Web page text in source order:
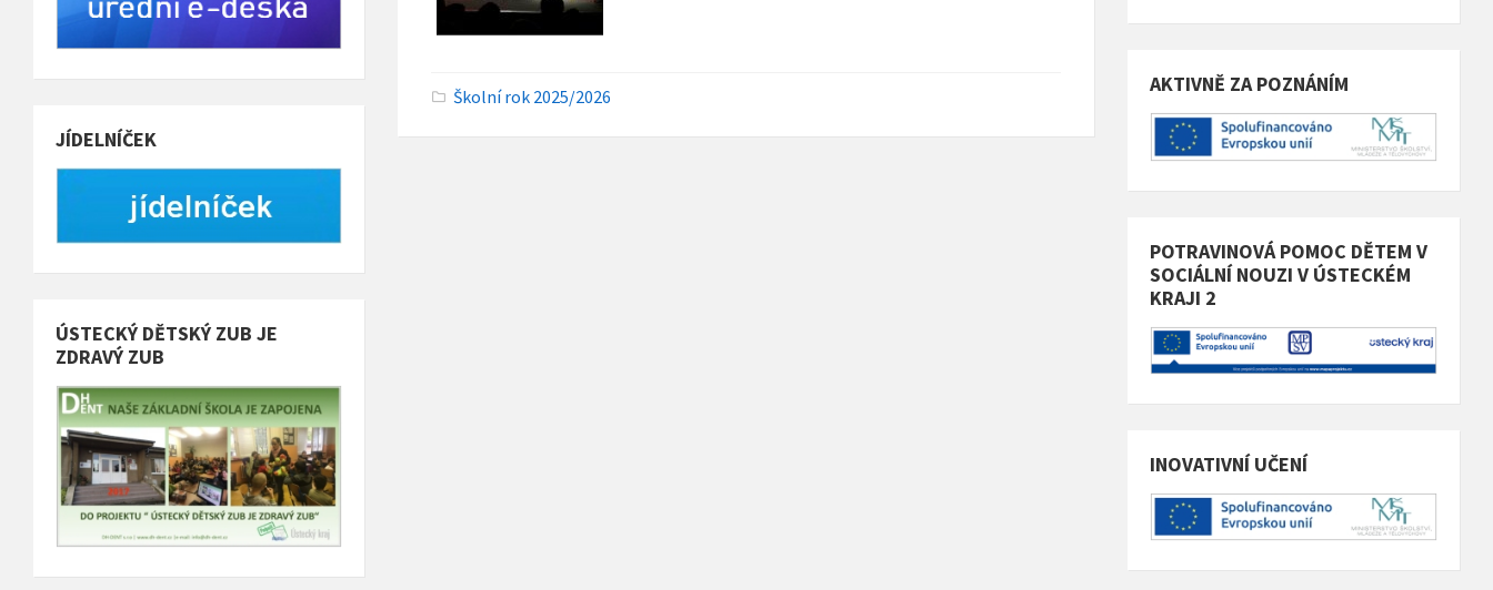
C
Školní rok 2025/2026
JÍDELNÍČEK
ÚSTECKÝ DĚTSKÝ ZUB JE
ZDRAVÝ ZUB
AKTIVNĚ ZA POZNÁNÍM
POTRAVINOVÁ POMOC DĚTEM V
SOCIÁLNÍ NOUZI V ÚSTECKÉM
KRAJI 2
INOVATIVNÍ UČENÍ